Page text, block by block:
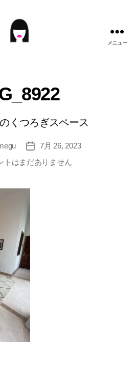
メニュー
くつろぎスペース
投
稿
日
7月 26, 2023
トはまだありません